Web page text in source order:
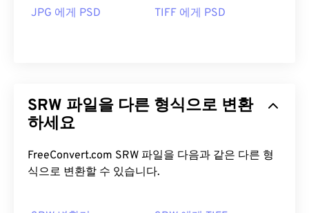
JPG 에게 PSD TIFF 에게 PSD
SRW 파일을 다른 형식으로 변환
하세요
FreeConvert.com SRW 파일을 다음과 같은 다른 형
식으로 변환할 수 있습니다.